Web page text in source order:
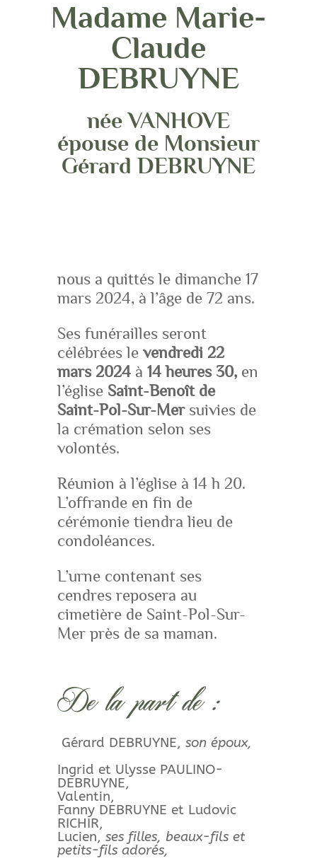
Madame Marie-
Claude
DEBRUYNE
née VANHOVE
épouse de Monsieur
Gérard DEBRUYNE
nous a quittés le dimanche 17
mars 2024, à l’âge de 72 ans.
Ses funérailles seront
célébrées le vendredi 22
mars 2024à 14 heures 30,en
l’église Saint-Benoît de
Saint-Pol-Sur-Mersuivies de
la crémation selon ses
volontés.
Réunion à l’église à 14 h 20.
L’offrande en fin de
cérémonie tiendra lieu de
condoléances.
L’urne contenant ses
cendres reposera au
cimetière de Saint-Pol-Sur-
Mer près de sa maman.
De la part de :
Gérard DEBRUYNE, son époux,
Ingrid et Ulysse PAULINO-
DEBRUYNE,
Valentin,
Fanny DEBRUYNE et Ludovic
RICHIR,
Lucien, ses filles, beaux-fils et
petits-fils adorés,